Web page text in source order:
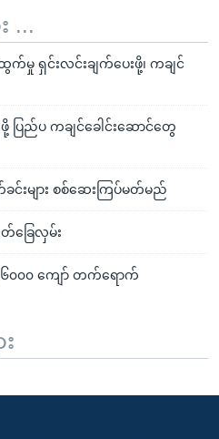
...
က်မှု ရှင်းလင်းချက်ပေးဖို့၊ ကချင်
ပြည်ပ ကချင်ခေါင်းဆောင်တွေ
င်းများ စစ်ဆေးကြပ်မတ်မည်
ခြေလှမ်း
၀၀၀ ကျော် တက်ရောက်